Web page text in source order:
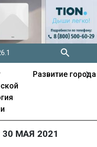
Развитие города
›
МАЯ 2021